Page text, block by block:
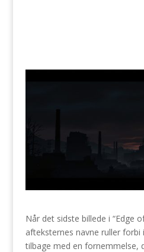
Når det sidste billede i “Edge
afteksternes navne ruller
tilbage med en fornemmelse,